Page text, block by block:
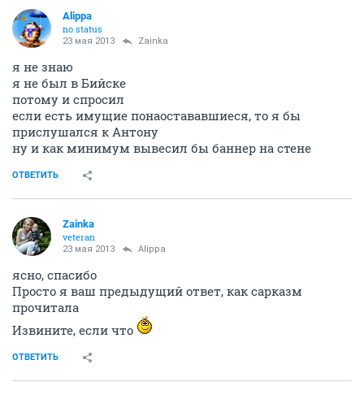
Alippa
no status
23 мая 2013 Zainka
я не знаю
я не был в Бийске
потому и спросил
если есть имущие понаостававшиеся, то я бы
прислушался к Антону
ну и как минимум вывесил бы баннер на стене
ОТВЕТИТЬ
Zainka
veteran
23 мая 2013 Alippa
ясно, спасибо
Просто я ваш предыдущий ответ, как сарказм
прочитала
Извините, если что
ОТВЕТИТЬ